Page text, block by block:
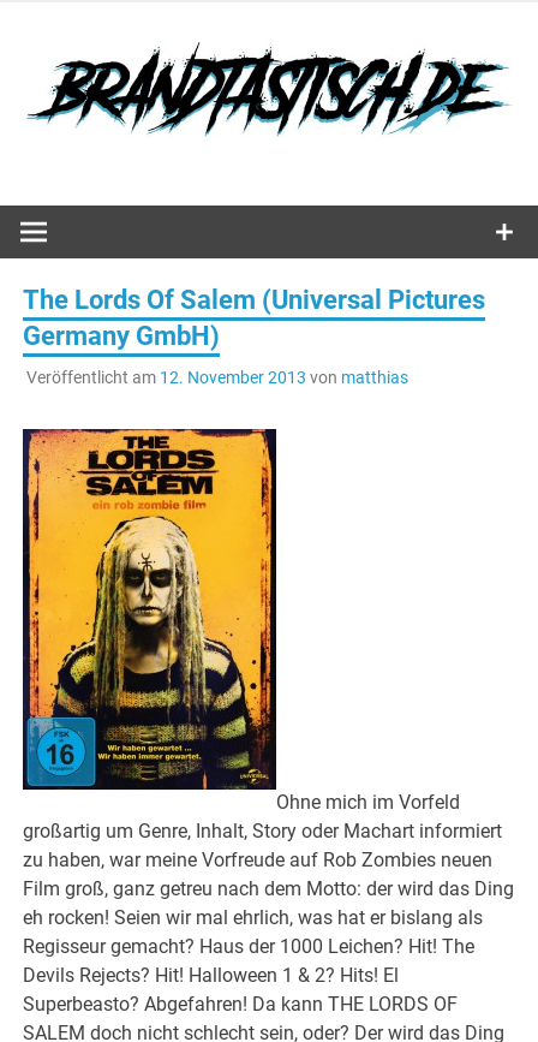
springen
The Lords Of Salem (Universal Pictures
Germany GmbH)
Veröffentlicht am 12. November 2013 von matthias
Ohne mich im Vorfeld
großartig um Genre, Inhalt, Story oder Machart informiert
zu haben, war meine Vorfreude auf Rob Zombies neuen
Film groß, ganz getreu nach dem Motto: der wird das Ding
eh rocken! Seien wir mal ehrlich, was hat er bislang als
Regisseur gemacht? Haus der 1000 Leichen? Hit! The
Devils Rejects? Hit! Halloween 1 & 2? Hits! El
Superbeasto? Abgefahren! Da kann THE LORDS OF
SALEM doch nicht schlecht sein, oder? Der wird das Ding